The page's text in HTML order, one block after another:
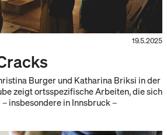
19.5.2025
Burger und Katharina Briksi in der
zeigt ortsspezifische Arbeiten, die sich
insbesondere in Innsbruck –